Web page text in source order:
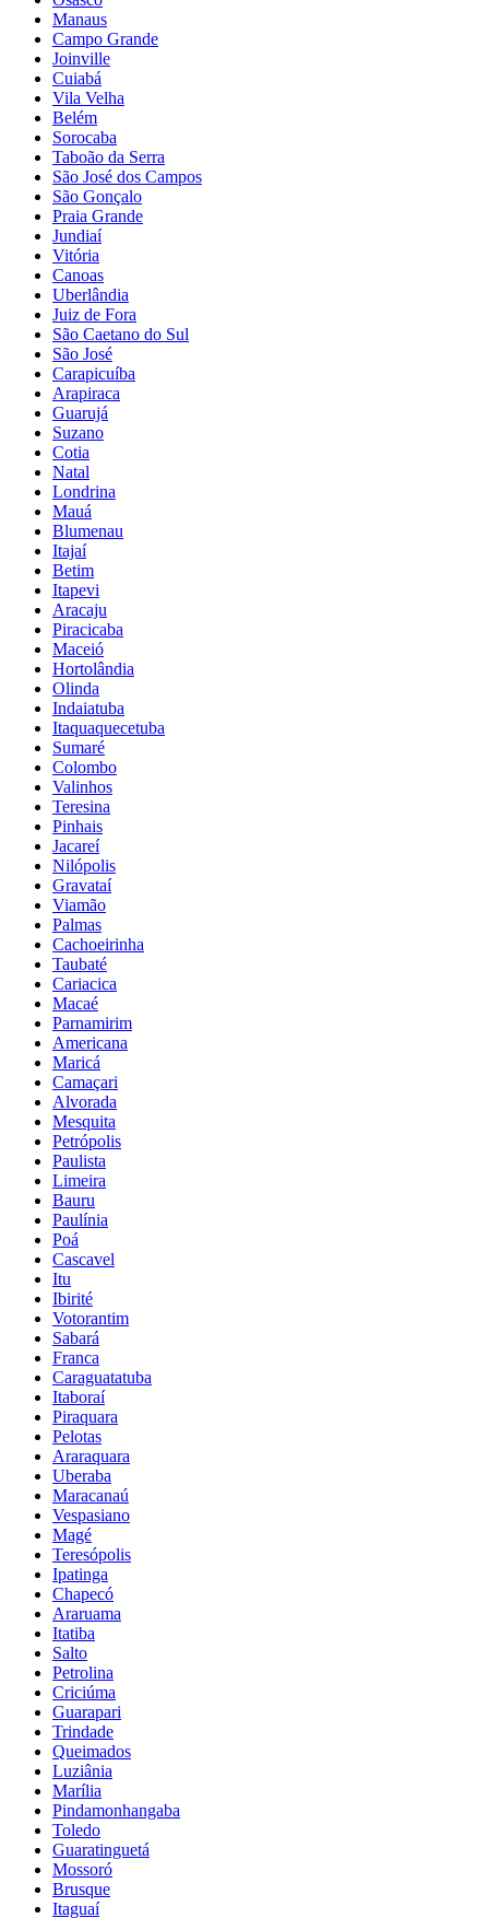
Manaus
Campo Grande
Joinville
Cuiabá
Vila Velha
Belém
Sorocaba
Taboão da Serra
São José dos Campos
São Gonçalo
Praia Grande
Jundiaí
Vitória
Canoas
Uberlândia
Juiz de Fora
São Caetano do Sul
São José
Carapicuíba
Arapiraca
Guarujá
Suzano
Cotia
Natal
Londrina
Mauá
Blumenau
Itajaí
Betim
Itapevi
Aracaju
Piracicaba
Maceió
Hortolândia
Olinda
Indaiatuba
Itaquaquecetuba
Sumaré
Colombo
Valinhos
Teresina
Pinhais
Jacareí
Nilópolis
Gravataí
Viamão
Palmas
Cachoeirinha
Taubaté
Cariacica
Macaé
Parnamirim
Americana
Maricá
Camaçari
Alvorada
Mesquita
Petrópolis
Paulista
Limeira
Bauru
Paulínia
Poá
Cascavel
Itu
Ibirité
Votorantim
Sabará
Franca
Caraguatatuba
Itaboraí
Piraquara
Pelotas
Araraquara
Uberaba
Maracanaú
Vespasiano
Magé
Teresópolis
Ipatinga
Chapecó
Araruama
Itatiba
Salto
Petrolina
Criciúma
Guarapari
Trindade
Queimados
Luziânia
Marília
Pindamonhangaba
Toledo
Guaratinguetá
Mossoró
Brusque
Itaguaí